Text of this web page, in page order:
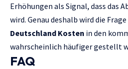
Erhöhungen als Signal, dass das
wird. Genau deshalb wird die
Deutschland Kosten in den
wahrscheinlich häufiger gestellt
FAQ